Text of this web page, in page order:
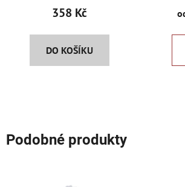
358 Kč
DO KOŠÍKU
Podobné produkty